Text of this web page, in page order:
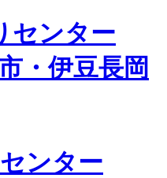
・伊豆長岡
ンター